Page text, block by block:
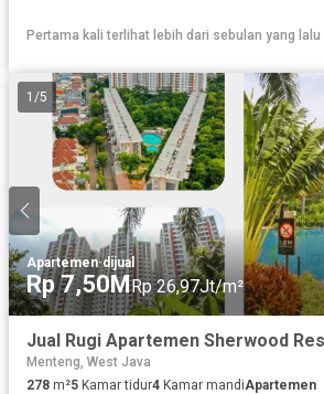
Pertama kali terlihat lebih dari sebulan yang lalu
1 /5
Apartemen·dijual
Rp 7,50MRp 26,97Jt/m²
Menteng, West Java
278 m²5 Kamar tidur4 Kamar mandiApartemen